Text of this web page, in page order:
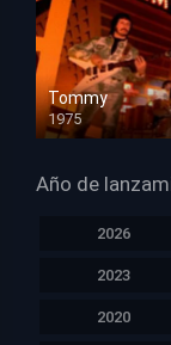
Tommy
1975
HD 1080p
Año de
2026
2023
2020